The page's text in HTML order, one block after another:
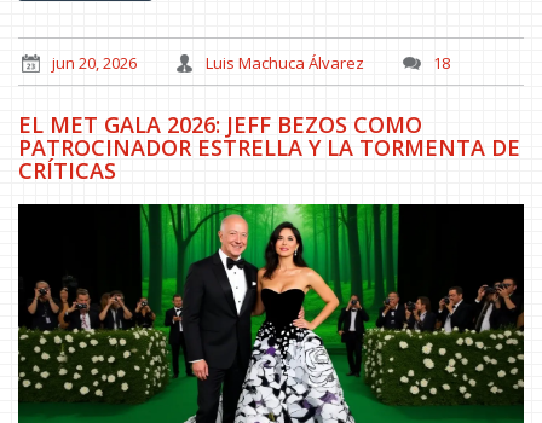
jun 20, 2026 Luis Machuca Álvarez 18
EL MET GALA 2026: JEFF BEZOS COMO
PATROCINADOR ESTRELLA Y LA TORMENTA DE
CRÍTICAS